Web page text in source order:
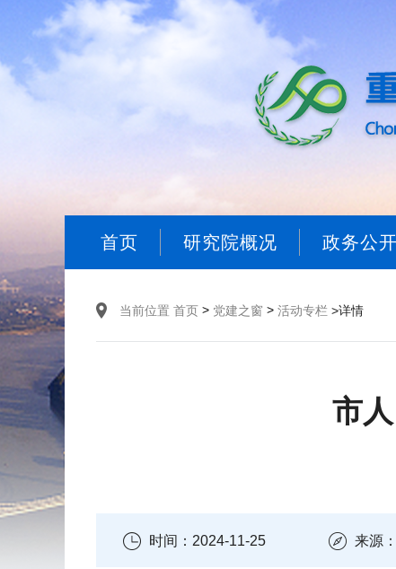
首页 研究院概况 政务公开
当前位置 首页 > 党建之窗 > 活动专栏 >详情
市
时间：2024-11-25 来源